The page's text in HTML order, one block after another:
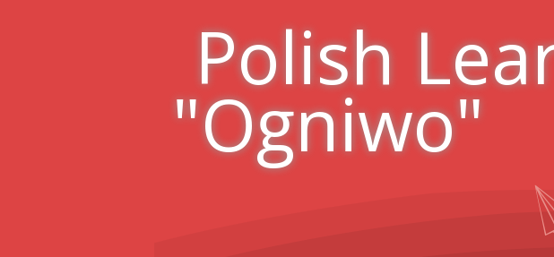
Polish
"Ogniwo"